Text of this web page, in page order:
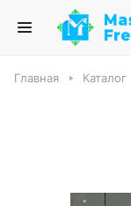
Главная Каталог